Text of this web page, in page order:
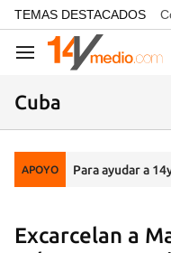
common.go-to-content
TEMAS DESTACADOS
Navegación
Cuba
APOYO Para ayudar a
Excarcelan a